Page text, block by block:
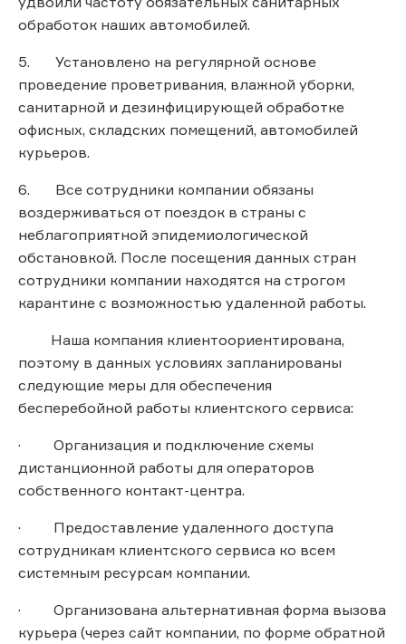
обработок наших автомобилей.
5. Установлено на регулярной основе
проведение проветривания, влажной уборки,
санитарной и дезинфицирующей обработке
офисных, складских помещений, автомобилей
курьеров.
6. Все сотрудники компании обязаны
воздерживаться от поездок в страны с
неблагоприятной эпидемиологической
обстановкой. После посещения данных стран
сотрудники компании находятся на строгом
карантине с возможностью удаленной работы.
Наша компания клиентоориентирована,
поэтому в данных условиях запланированы
следующие меры для обеспечения
бесперебойной работы клиентского сервиса:
· Организация и подключение схемы
дистанционной работы для операторов
собственного контакт-центра.
· Предоставление удаленного доступа
сотрудникам клиентского сервиса ко всем
системным ресурсам компании.
· Организована альтернативная форма вызова
курьера (через сайт компании, по форме обратной